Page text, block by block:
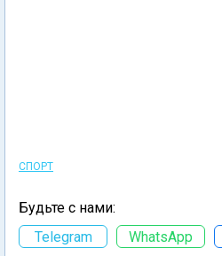
СПОРТ
Будьте с нами:
Telegram
WhatsApp